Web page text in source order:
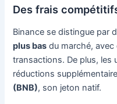
Des frais
Binance se distingue par
plus bas du marché,
transactions. De plus, les
réductions
(BNB), son jeton natif.